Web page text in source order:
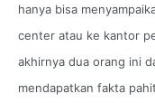
hanya bisa
center atau ke kantor
akhirnya dua orang ini
mendapatkan fakta